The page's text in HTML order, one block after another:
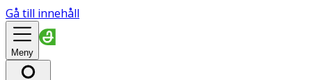
Gå till innehåll
Meny